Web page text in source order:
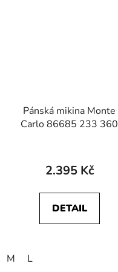
Pánská mikina Monte
Carlo 86685 233 360
2.395 Kč
DETAIL
M L